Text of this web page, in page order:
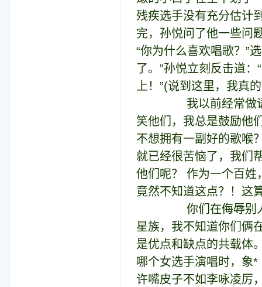
残疾选手没有充分估计
完，孙悦问了他一些问
“你为什么喜欢唱歌？”
了。”孙悦立刻反击道
上！”(说到这里，我真
我以前经常做语音
笑他们，我总是鼓励他
不想拥有一副好的歌喉
就已经很苦恼了，我们
他们呢？ 作为一个百姓
竟然不知道这点？！这
你们在侮辱别人人
星族，我不知道你们俩
是优点和缺点的共载体
哪个女选手演唱时，象
许嘴皮子不如李咏凌厉